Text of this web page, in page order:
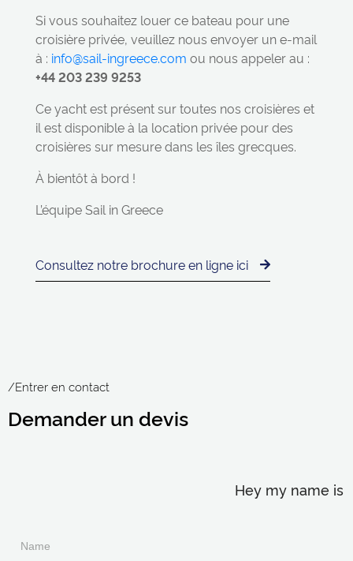
Si vous souhaitez louer ce bateau pour une
croisière privée, veuillez nous envoyer un e-mail
à : info@sail-ingreece.com ou nous appeler au :
+44 203 239 9253
Ce yacht est présent sur toutes nos croisières et
il est disponible à la location privée pour des
croisières sur mesure dans les îles grecques.
À bientôt à bord !
L’équipe Sail in Greece
Consultez notre brochure en ligne ici
/Entrer en contact
Demander un devis
Hey my name is